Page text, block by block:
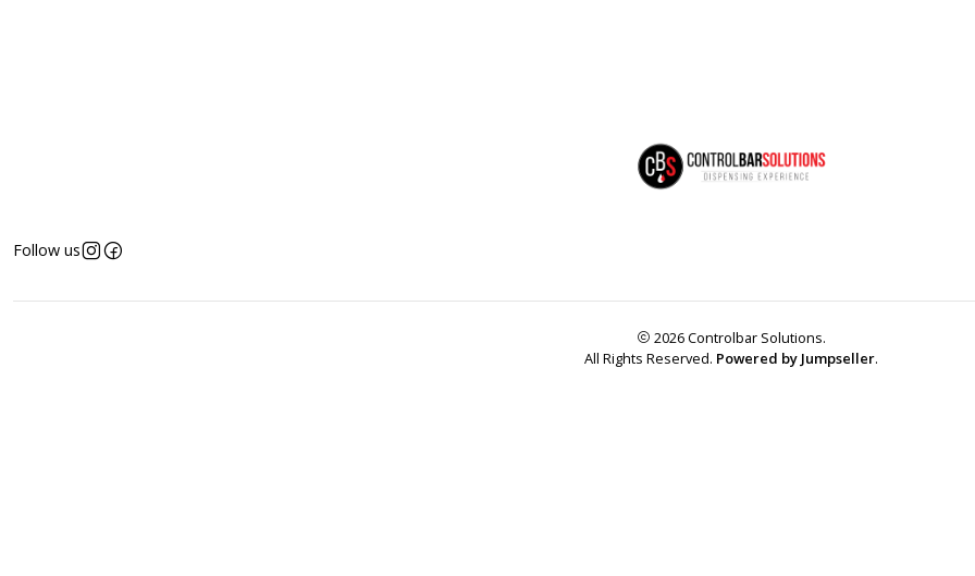
Follow us
2026 Controlbar Solutions.
All Rights Reserved. Powered by Jumpseller.